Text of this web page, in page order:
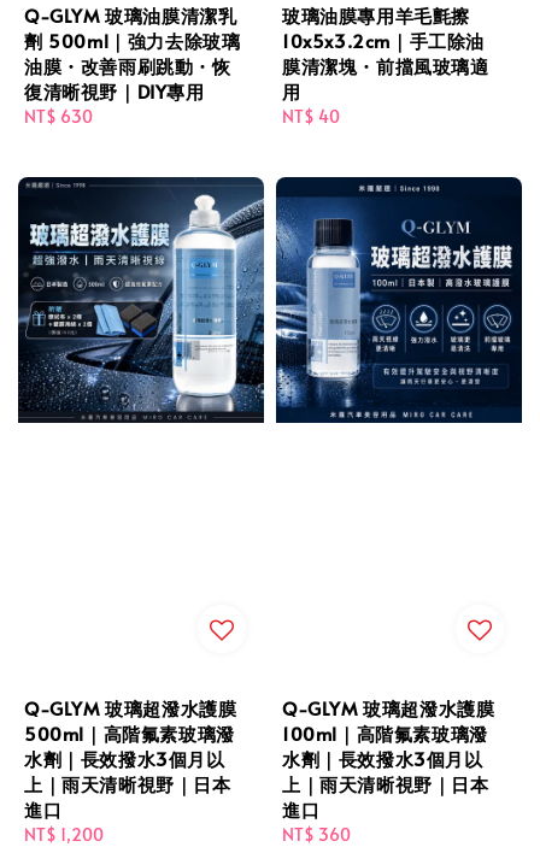
Q-GLYM 玻璃油膜清潔乳
劑 500ml｜強力去除玻璃
油膜・改善雨刷跳動・恢
復清晰視野｜DIY專用
Regular
NT$ 630
玻璃油膜專用羊毛氈擦
10x5x3.2cm｜手工除油
膜清潔塊・前擋風玻璃適
用
Regular
NT$ 40
Q-GLYM 玻璃超潑水護膜
500ml｜高階氟素玻璃潑
水劑｜長效撥水3個月以
上｜雨天清晰視野｜日本
進口
Regular
NT$ 1,200
Q-GLYM 玻璃超潑水護膜
100ml｜高階氟素玻璃潑
水劑｜長效撥水3個月以
上｜雨天清晰視野｜日本
進口
Regular
NT$ 360